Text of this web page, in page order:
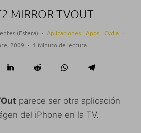
MIRROR TVOUT
(Esfera) · Aplicaciones Apps Cydia ·
2009 · 1 Minuto de lectura
parece ser otra aplicación
del iPhone en la TV.